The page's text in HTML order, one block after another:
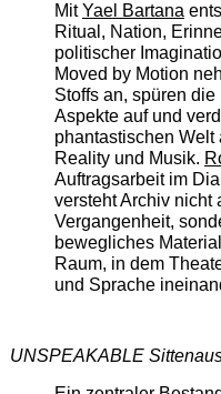
MitYael Bartana
Ritual, Nation,
politischer
Moved by Motion
Stoffs an, spüren
Aspekte auf und
phantastischen Welt
Reality und Musik.
Auftragsarbeit im
versteht Archiv nicht
Vergangenheit,
bewegliches
Raum, in dem
und Sprache
UNSPEAKABLE